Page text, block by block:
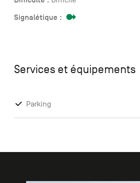
Signalétique :
Services et équipements
Parking